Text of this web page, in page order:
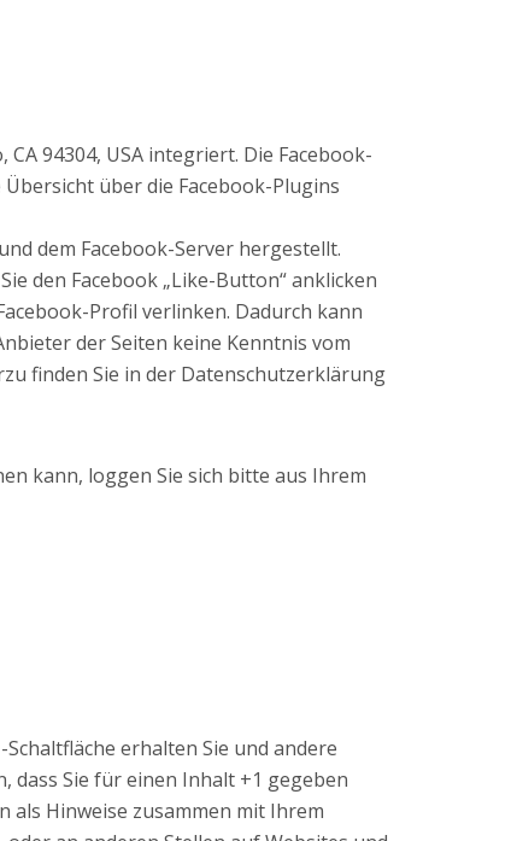
94304, USA integriert. Die Facebook-
über die Facebook-Plugins
dem Facebook-Server hergestellt.
den Facebook „Like-Button“ anklicken
Profil verlinken. Dadurch kann
der Seiten keine Kenntnis vom
finden Sie in der Datenschutzerklärung
kann, loggen Sie sich bitte aus Ihrem
erhalten Sie und andere
Sie für einen Inhalt +1 gegeben
als Hinweise zusammen mit Ihrem